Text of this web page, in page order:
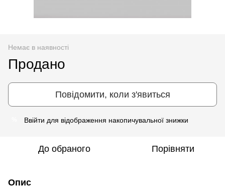
Немає в наявності
Продано
Повідомити, коли з'явиться
Ввійти для відображення накопичувальної знижки
До обраного Порівняти
Опис